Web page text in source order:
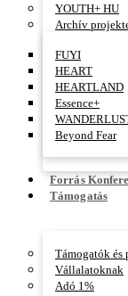
YOUTH+ HU
Archív
FUYI
HEART
HEARTLAND
Essence+
Beyond Fear
Forrás
Támogatás
Támogatók és
Vállalatoknak
Adó 1%